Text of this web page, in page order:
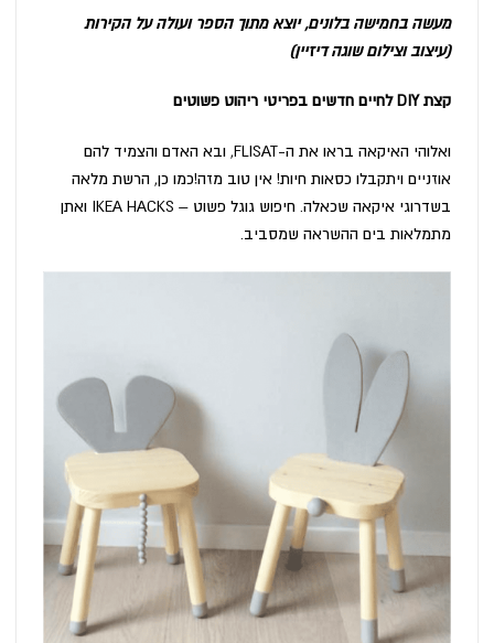
מעשה בחמישה בלונים, יוצא מתוך הספר ועולה על הקירות
(עיצוב וצילום שוגה דיזיין)
קצת DIY לחיים חדשים בפריטי ריהוט פשוטים
ואלוהי האיקאה בראו את ה-FLISAT, ובא האדם והצמיד להם
אוזניים ויתקבלו כסאות חיות! אין טוב מזה!כמו כן, הרשת מלאה
בשדרוגי איקאה שכאלה. חיפוש גוגל פשוט – IKEA HACKS ואתן
מתמלאות בים ההשראה שמסביב.